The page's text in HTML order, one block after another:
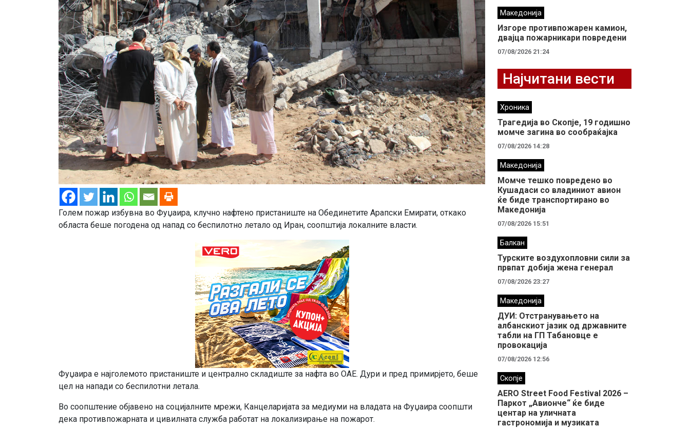
Голем пожар избувна во Фуџаира, клучно нафтено пристаниште на Обединетите Арапски Емирати, откако
областа беше погодена од напад со беспилотно летало од Иран, соопштија локалните власти.
Фуџаира е најголемото пристаниште и централно складиште за нафта во ОАЕ. Дури и пред примирјето, беше
цел на напади со беспилотни летала.
Во соопштение објавено на социјалните мрежи, Канцеларијата за медиуми на владата на Фуџаира соопшти
дека противпожарната и цивилната служба работат на локализирање на пожарот.
Македонија
Изгоре противпожарен камион,
двајца пожарникари повредени
07/08/2026 21:24
Најчитани вести
Хроника
Трагедија во Скопје, 19 годишно
момче загина во сообраќајка
07/08/2026 14:28
Македонија
Момче тешко повредено во
Кушадаси со владиниот авион
ќе биде транспортирано во
Македонија
07/08/2026 15:51
Балкан
Турските воздухопловни сили за
првпат добија жена генерал
07/08/2026 23:27
Македонија
ДУИ: Отстранувањето на
албанскиот јазик од државните
табли на ГП Табановце е
провокација
07/08/2026 12:56
Скопје
AERO Street Food Festival 2026 –
Паркот „Авионче“ ќе биде
центар на уличната
гастрономија и музиката